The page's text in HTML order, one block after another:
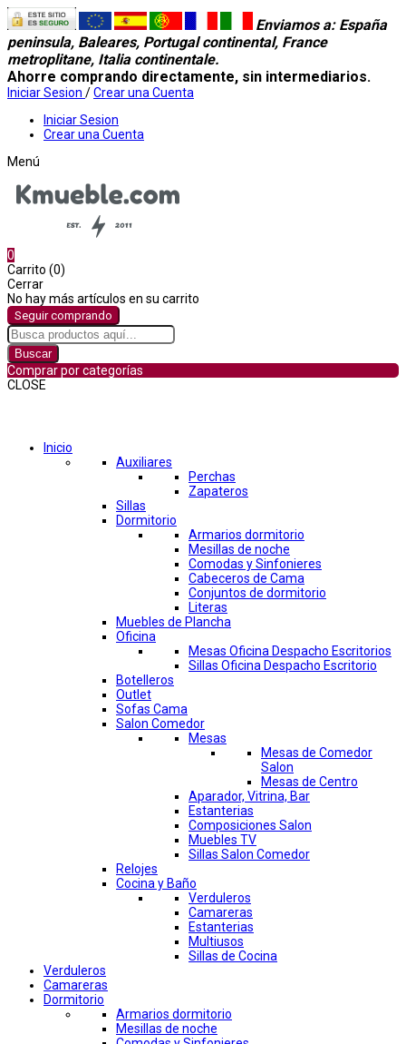
Enviamos a: España
peninsula, Baleares, Portugal continental, France
metroplitane, Italia continentale.
Ahorre comprando directamente, sin intermediarios.
Iniciar Sesion /Crear una Cuenta
Iniciar Sesion
Crear una Cuenta
Menú
0
Carrito (0)
Cerrar
No hay más artículos en su carrito
Seguir comprando
Buscar
Comprar por categorías
CLOSE
Inicio
Auxiliares
Perchas
Zapateros
Sillas
Dormitorio
Armarios dormitorio
Mesillas de noche
Comodas y Sinfonieres
Cabeceros de Cama
Conjuntos de dormitorio
Literas
Muebles de Plancha
Oficina
Mesas Oficina Despacho Escritorios
Sillas Oficina Despacho Escritorio
Botelleros
Outlet
Sofas Cama
Salon Comedor
Mesas
Mesas de Comedor
Salon
Mesas de Centro
Aparador, Vitrina, Bar
Estanterias
Composiciones Salon
Muebles TV
Sillas Salon Comedor
Relojes
Cocina y Baño
Verduleros
Camareras
Estanterias
Multiusos
Sillas de Cocina
Verduleros
Camareras
Dormitorio
Armarios dormitorio
Mesillas de noche